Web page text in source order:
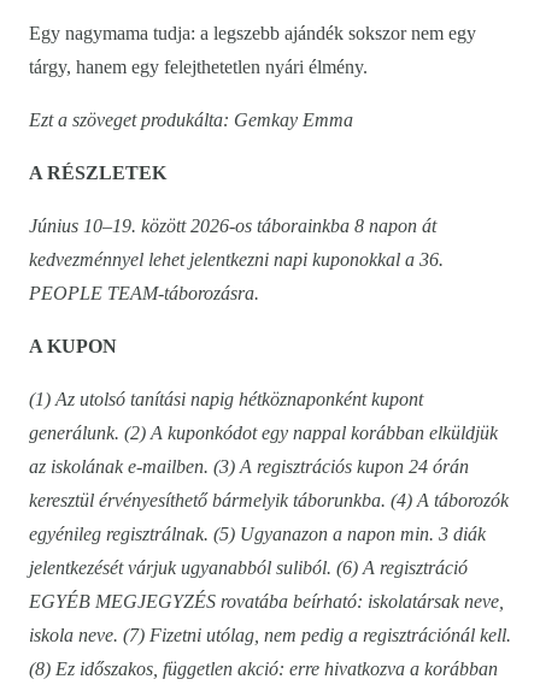
Egy nagymama tudja: a legszebb ajándék sokszor nem egy
tárgy, hanem egy felejthetetlen nyári élmény.
Ezt a szöveget produkálta: Gemkay Emma
A RÉSZLETEK
Június 10–19. között 2026-os táborainkba 8 napon át
kedvezménnyel lehet jelentkezni napi kuponokkal a 36.
PEOPLE TEAM-táborozásra.
A KUPON
(1) Az utolsó tanítási napig hétköznaponként kupont
generálunk. (2) A kuponkódot egy nappal korábban elküldjük
az iskolának e-mailben. (3) A regisztrációs kupon 24 órán
keresztül érvényesíthető bármelyik táborunkba. (4) A táborozók
egyénileg regisztrálnak. (5) Ugyanazon a napon min. 3 diák
jelentkezését várjuk ugyanabból suliból. (6) A regisztráció
EGYÉB MEGJEGYZÉS rovatába beírható: iskolatársak neve,
iskola neve. (7) Fizetni utólag, nem pedig a regisztrációnál kell.
(8) Ez időszakos, független akció: erre hivatkozva a korábban